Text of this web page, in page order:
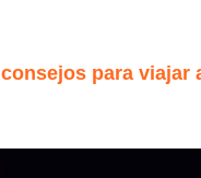
consejos para viajar